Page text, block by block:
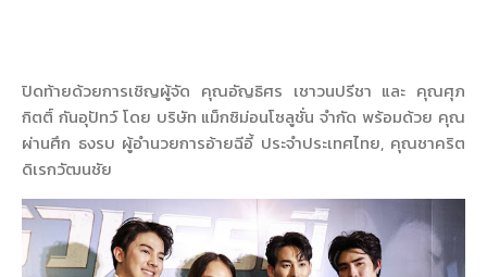
ปิดท้ายด้วยการเชิญผู้จัด คุณอัญธิศร เชาวนปรีชา และ คุณศุภ
กิตติ์ กันอุปัทว์ โดย บริษัท แม็กซิม่อนโซลูชั่น จำกัด พร้อมด้วย คุณ
ผ่านศึก ธงรบ ผู้อำนวยการอ้ายฉีอี้ ประจำประเทศไทย, คุณชาคริต
ดิเรกวัฒนชัย